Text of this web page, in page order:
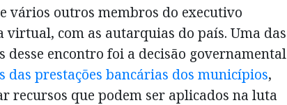
vários outros membros do executivo
com as autarquias do país. Uma das
encontro foi a decisão governamental
das prestações bancárias dos municípios,
recursos que podem ser aplicados na luta